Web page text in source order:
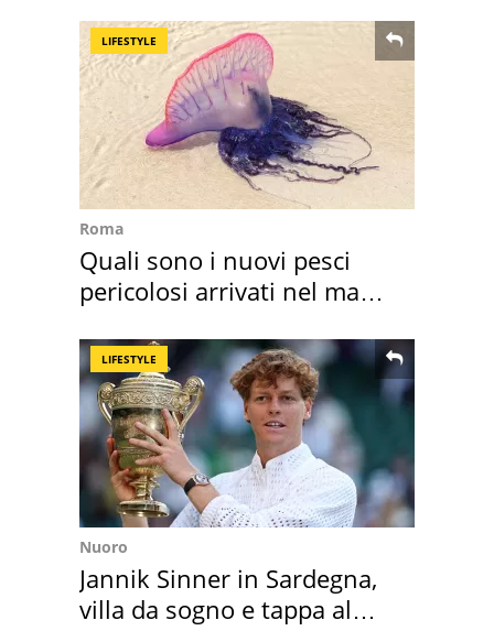
LIFESTYLE
Roma
Quali sono i nuovi pesci
pericolosi arrivati nel mar
LIFESTYLE
Nuoro
Jannik Sinner in Sardegna,
villa da sogno e tappa al